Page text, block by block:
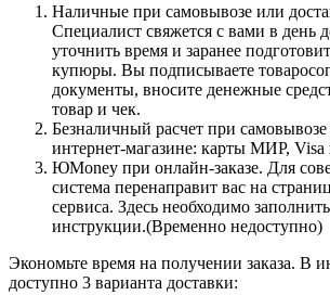
Наличные при самовывозе или
Специалист свяжется с вами в день
уточнить время и заранее
купюры. Вы подписываете
документы, вносите денежные
товар и чек.
Безналичный расчет при
интернет-магазине: карты МИР, Visa
ЮMoney при онлайн-заказе. Для
система перенаправит вас на
сервиса. Здесь необходимо
инструкции.(Временно недоступно)
Экономьте время на получении заказа. В
доступно 3 варианта доставки: